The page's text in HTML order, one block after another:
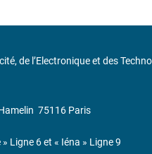
de l’Electronique et des
75116 Paris
Ligne 6 et « Iéna » Ligne 9